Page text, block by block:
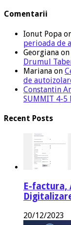
Comentarii
Ionut Popa
perioada de
Georgiana on
Drumul
Mariana on
de
Constantin
SUMMIT 4-
Recent Posts
E-factura,
20/12/2023